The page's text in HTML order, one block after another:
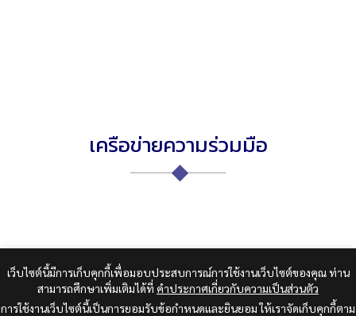
เว็บไซต์นี้มีการเก็บคุกกี้เพื่อมอบประสบการณ์การใช้งานเว็บไซต์ของคุณ ท่าน
สามารถศึกษาเพิ่มเติมได้ที่ คำประกาศเกี่ยวกับความเป็นส่วนตัว
การใช้งานเว็บไซต์นี้เป็นการยอมรับข้อกำหนดและยินยอม ให้เราจัดเก็บคุกกี้ตาม